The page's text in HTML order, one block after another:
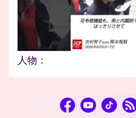
人物：